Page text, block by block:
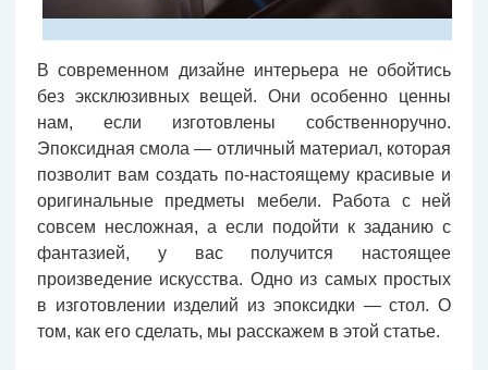
В современном дизайне интерьера не обойтись
без эксклюзивных вещей. Они особенно ценны
нам, если изготовлены собственноручно.
Эпоксидная смола — отличный материал, которая
позволит вам создать по-настоящему красивые и
оригинальные предметы мебели. Работа с ней
совсем несложная, а если подойти к заданию с
фантазией, у вас получится настоящее
произведение искусства. Одно из самых простых
в изготовлении изделий из эпоксидки — стол. О
том, как его сделать, мы расскажем в этой статье.